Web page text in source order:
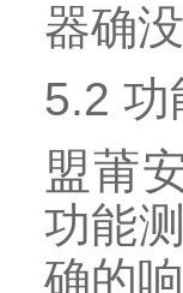
器确
5.2 功
盟莆
功能
确的